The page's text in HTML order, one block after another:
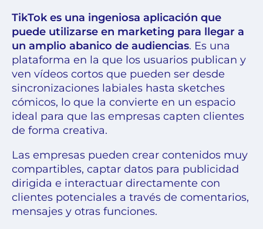
TikTok es una ingeniosa aplicación que
puede utilizarse en marketing para llegar a
un amplio abanico de audiencias. Es una
plataforma en la que los usuarios publican y
ven vídeos cortos que pueden ser desde
sincronizaciones labiales hasta sketches
cómicos, lo que la convierte en un espacio
ideal para que las empresas capten clientes
de forma creativa.
Las empresas pueden crear contenidos muy
compartibles, captar datos para publicidad
dirigida e interactuar directamente con
clientes potenciales a través de comentarios,
mensajes y otras funciones.